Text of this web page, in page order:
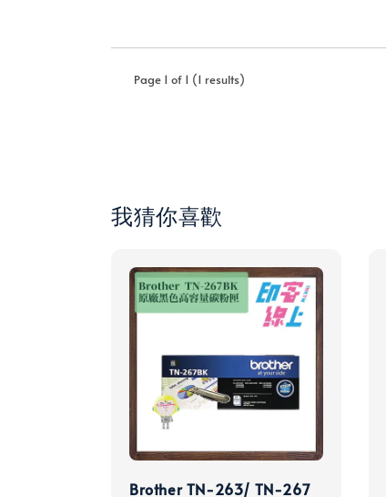
Page 1 of 1 (1 results)
我猜你喜歡
Brother TN-263/ TN-267